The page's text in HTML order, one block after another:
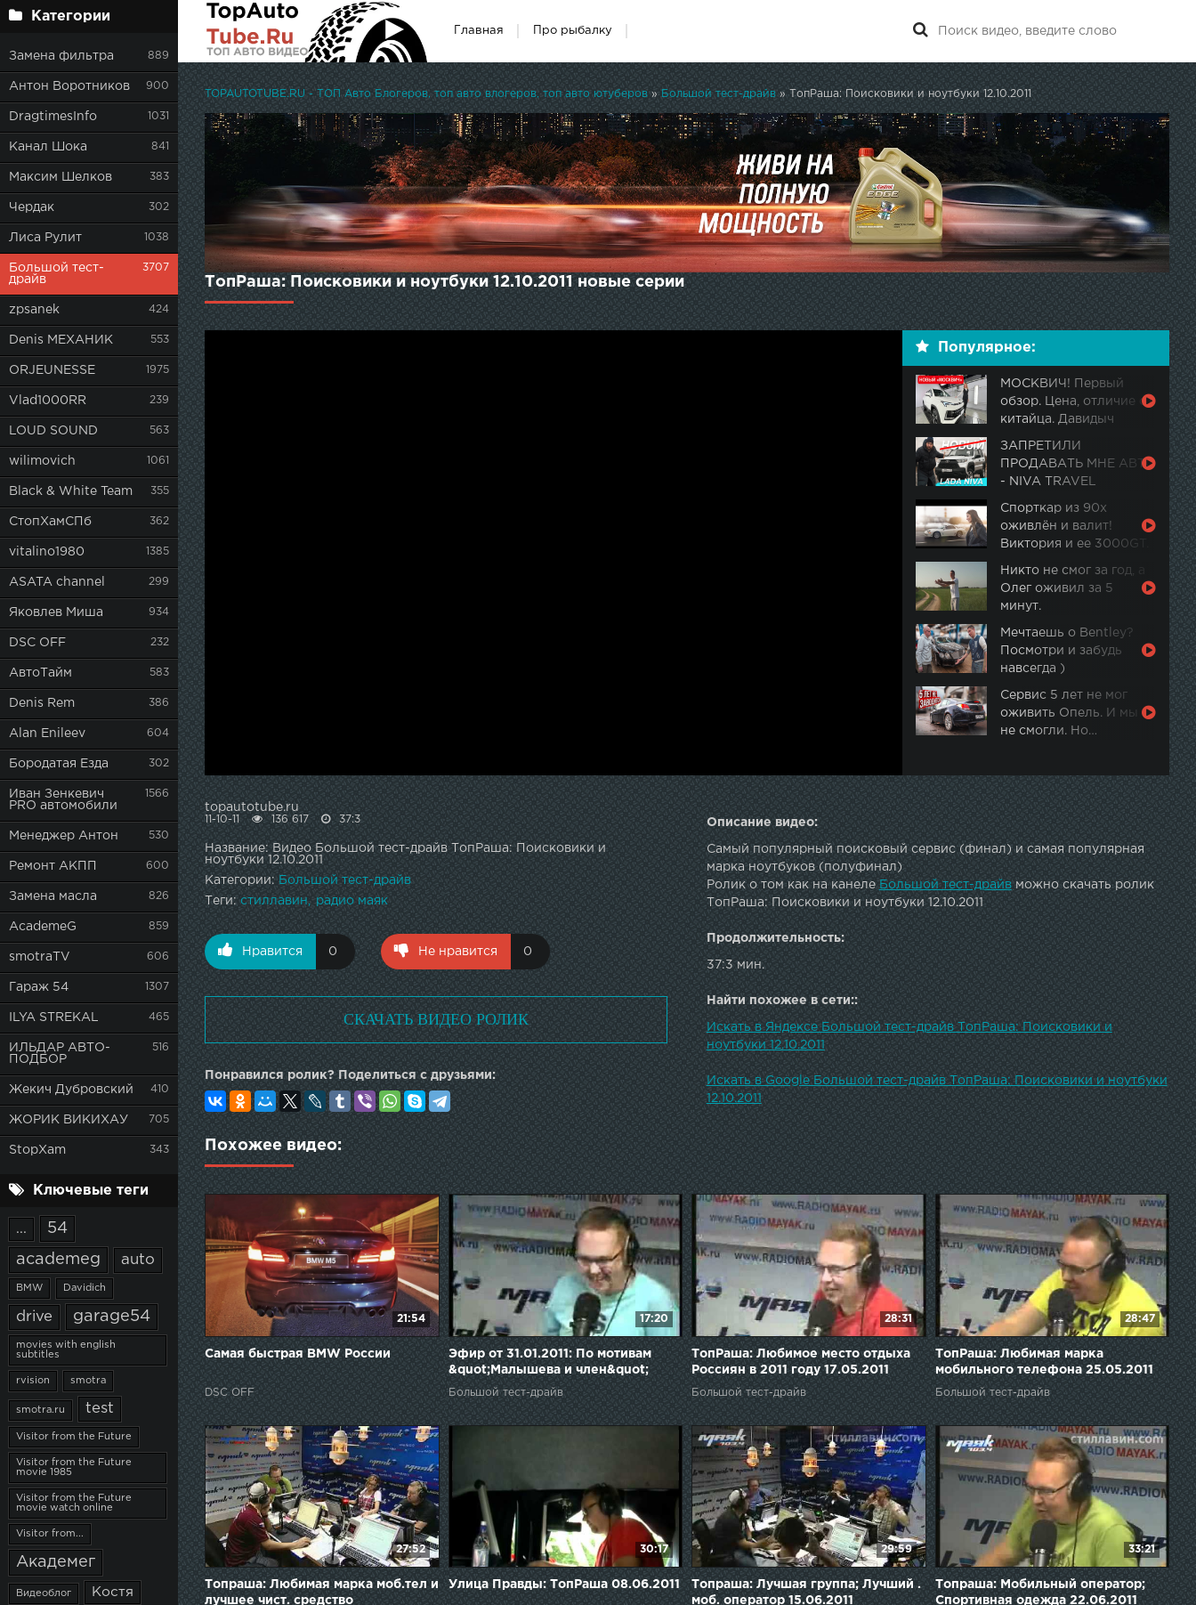
Категории
Замена фильтра 889
Антон Воротников 900
DragtimesInfo 1031
Канал Шока 841
Максим Шелков 383
Чердак 302
Лиса Рулит 1038
Большой тест-
драйв
3707
zpsanek 424
Denis МЕХАНИК 553
ORJEUNESSE 1975
Vlad1000RR 239
LOUD SOUND 563
wilimovich 1061
Black & White Team 355
СтопХамСПб 362
vitalino1980 1385
ASATA channel 299
Яковлев Миша 934
DSC OFF 232
АвтоТайм 583
Denis Rem 386
Alan Enileev 604
Бородатая Езда 302
Иван Зенкевич
PRO автомобили
1566
Менеджер Антон 530
Ремонт АКПП 600
Замена масла 826
AcademeG 859
smotraTV 606
Гараж 54 1307
ILYA STREKAL 465
ИЛЬДАР АВТО-
ПОДБОР
516
Жекич Дубровский 410
ЖОРИК ВИКИХАУ 705
StopXam 343
Ключевые теги
... 54
academeg auto
BMW Davidich
drive garage54
movies with english
subtitles
rvision smotra
smotra.ru test
Visitor from the Future
Visitor from the Future
movie 1985
Visitor from the Future
movie watch online
Visitor from...
Академег
Видеоблог Костя
Главная Про рыбалку
TOPAUTOTUBE.RU - ТОП Авто Блогеров, топ авто влогеров, топ авто ютуберов» Большой тест-драйв» ТопРаша: Поисковики и ноутбуки 12.10.2011
ТопРаша: Поисковики и ноутбуки 12.10.2011 новые серии
Популярное:
МОСКВИЧ! Первый
обзор. Цена, отличие от
китайца. Давидыч
ЗАПРЕТИЛИ
ПРОДАВАТЬ МНЕ АВТО
- NIVA TRAVEL
Спорткар из 90х
оживлён и валит!
Виктория и ее 3000GT.
Никто не смог за год, а
Олег оживил за 5
минут.
Мечтаешь о Bentley?
Посмотри и забудь
навсегда )
Сервис 5 лет не мог
оживить Опель. И мы
не смогли. Но…
topautotube.ru
Описание видео:
Самый популярный поисковый сервис (финал) и самая популярная
марка ноутбуков (полуфинал)
Ролик о том как на канеле Большой тест-драйвможно скачать ролик
ТопРаша: Поисковики и ноутбуки 12.10.2011
Продолжительность:
37:3 мин.
Найти похожее в сети::
Искать в Яндексе Большой тест-драйв ТопРаша: Поисковики и
ноутбуки 12.10.2011
Искать в Google Большой тест-драйв ТопРаша: Поисковики и ноутбуки
12.10.2011
11-10-11 136 617 37:3
Название: Видео Большой тест-драйв ТопРаша: Поисковики и
ноутбуки 12.10.2011
Категории:Большой тест-драйв
Теги:стиллавин радио маяк
Нравится 0 Не нравится 0
СКАЧАТЬ ВИДЕО РОЛИК
Понравился ролик? Поделиться с друзьями:
Похожее видео:
21:54
Самая быстрая BMW России
DSC OFF
17:20
Эфир от 31.01.2011: По мотивам
&quot;Малышева и член&quot;
Большой тест-драйв
28:31
ТопРаша: Любимое место отдыха
Россиян в 2011 году 17.05.2011
Большой тест-драйв
28:47
ТопРаша: Любимая марка
мобильного телефона 25.05.2011
Большой тест-драйв
27:52
Топраша: Любимая марка моб.тел и
лучшее чист. средство
30:17
Улица Правды: ТопРаша 08.06.2011
29:59
Топраша: Лучшая группа; Лучший .
моб. оператор 15.06.2011
33:21
Топраша: Мобильный оператор;
Спортивная одежда 22.06.2011